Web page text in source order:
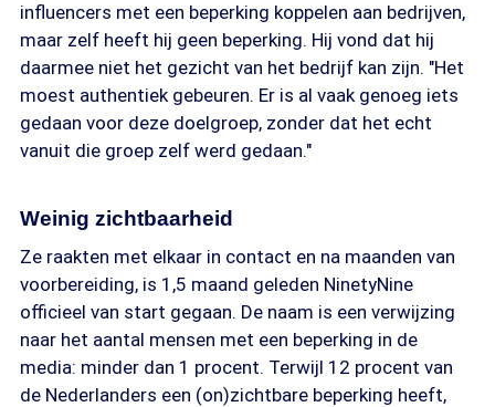
influencers met een beperking koppelen aan bedrijven,
maar zelf heeft hij geen beperking. Hij vond dat hij
daarmee niet het gezicht van het bedrijf kan zijn. "Het
moest authentiek gebeuren. Er is al vaak genoeg iets
gedaan voor deze doelgroep, zonder dat het echt
vanuit die groep zelf werd gedaan."
Weinig zichtbaarheid
Ze raakten met elkaar in contact en na maanden van
voorbereiding, is 1,5 maand geleden NinetyNine
officieel van start gegaan. De naam is een verwijzing
naar het aantal mensen met een beperking in de
media: minder dan 1 procent. Terwijl 12 procent van
de Nederlanders een (on)zichtbare beperking heeft,